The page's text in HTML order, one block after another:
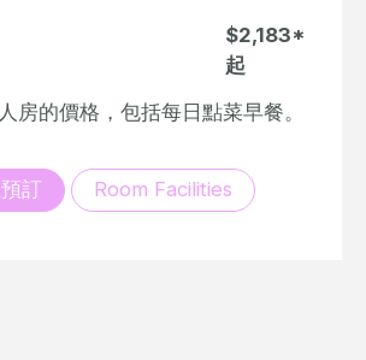
$2,183*
起
房的價格，包括每日點菜早餐。
訂 Room Facilities